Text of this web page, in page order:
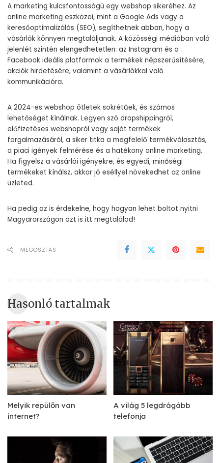
A marketing kulcsfontosságú egy webshop sikeréhez. Az
online marketing eszközei, mint a Google Ads vagy a
keresőoptimalizálás (SEO), segíthetnek abban, hogy a
vásárlók könnyen megtaláljanak. A közösségi médiában való
jelenlét szintén elengedhetetlen: az Instagram és a
Facebook ideális platformok a termékek népszerűsítésére,
akciók hirdetésére, valamint a vásárlókkal való
kommunikációra.
A 2024-es webshop ötletek sokrétűek, és számos
lehetőséget kínálnak. Legyen szó dropshippingről,
előfizetéses webshopról vagy saját termékek
forgalmazásáról, a siker titka a megfelelő termékválasztás,
a piaci igények felmérése és a hatékony online marketing.
Ha figyelsz a vásárlói igényekre, és egyedi, minőségi
termékeket kínálsz, akkor jó eséllyel növekedhet az online
üzleted.
Ha pedig az is érdekelne, hogy hogyan lehet boltot nyitni
Magyarországon azt is itt megtalálod!
MEGOSZTÁS
Hasonló tartalmak
Melyik repülőn van
internet?
A világ 5 legdrágább
telefonja